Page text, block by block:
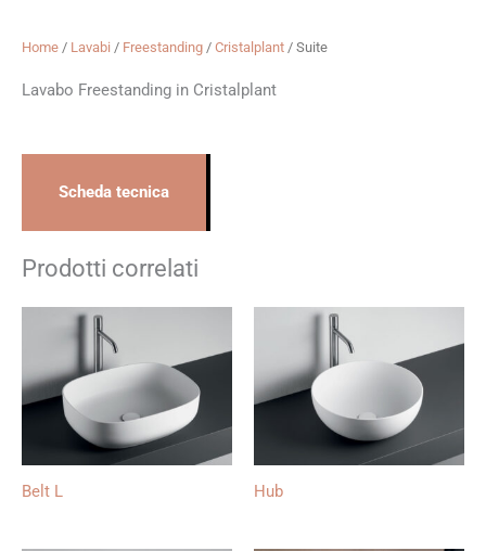
Home / Lavabi / Freestanding / Cristalplant / Suite
Lavabo Freestanding in Cristalplant
Scheda tecnica
Prodotti correlati
Belt L Hub